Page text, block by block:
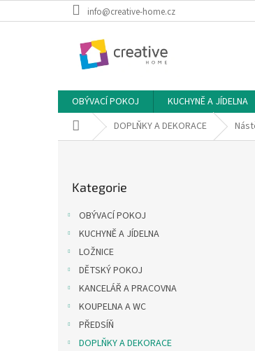
na
info@creative-home.cz
OBÝVACÍ POKOJ KUCHYNĚ A JÍDELNA
Domů DOPLŇKY A DEKORACE
kategorie
Kategorie
OBÝVACÍ POKOJ
KUCHYNĚ A JÍDELNA
LOŽNICE
DĚTSKÝ POKOJ
KANCELÁŘ A PRACOVNA
KOUPELNA A WC
PŘEDSÍŇ
DOPLŇKY A DEKORACE